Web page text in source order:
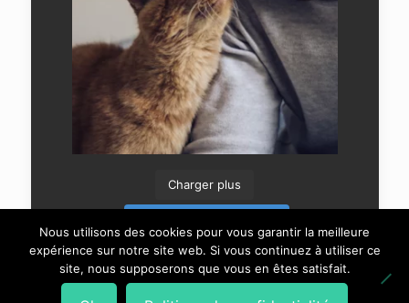
Charger plus
Nous utilisons des cookies pour vous garantir la meilleure
expérience sur notre site web. Si vous continuez à utiliser ce
site, nous supposerons que vous en êtes satisfait.